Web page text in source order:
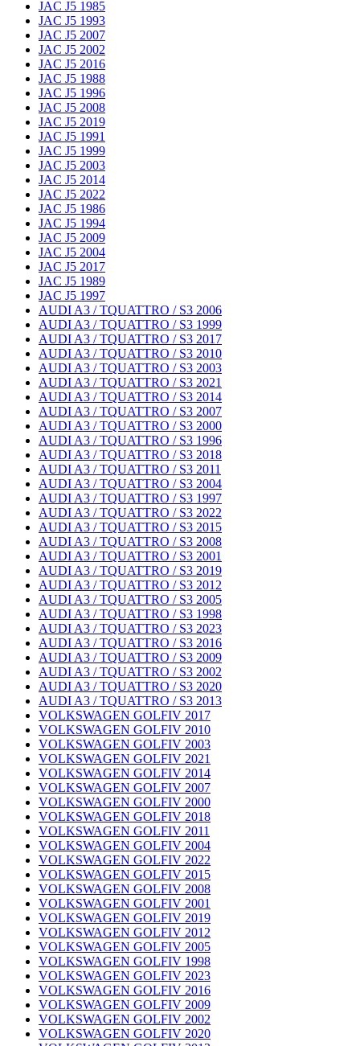
JAC J5 1985
JAC J5 1993
JAC J5 2007
JAC J5 2002
JAC J5 2016
JAC J5 1988
JAC J5 1996
JAC J5 2008
JAC J5 2019
JAC J5 1991
JAC J5 1999
JAC J5 2003
JAC J5 2014
JAC J5 2022
JAC J5 1986
JAC J5 1994
JAC J5 2009
JAC J5 2004
JAC J5 2017
JAC J5 1989
JAC J5 1997
AUDI A3 / TQUATTRO / S3 2006
AUDI A3 / TQUATTRO / S3 1999
AUDI A3 / TQUATTRO / S3 2017
AUDI A3 / TQUATTRO / S3 2010
AUDI A3 / TQUATTRO / S3 2003
AUDI A3 / TQUATTRO / S3 2021
AUDI A3 / TQUATTRO / S3 2014
AUDI A3 / TQUATTRO / S3 2007
AUDI A3 / TQUATTRO / S3 2000
AUDI A3 / TQUATTRO / S3 1996
AUDI A3 / TQUATTRO / S3 2018
AUDI A3 / TQUATTRO / S3 2011
AUDI A3 / TQUATTRO / S3 2004
AUDI A3 / TQUATTRO / S3 1997
AUDI A3 / TQUATTRO / S3 2022
AUDI A3 / TQUATTRO / S3 2015
AUDI A3 / TQUATTRO / S3 2008
AUDI A3 / TQUATTRO / S3 2001
AUDI A3 / TQUATTRO / S3 2019
AUDI A3 / TQUATTRO / S3 2012
AUDI A3 / TQUATTRO / S3 2005
AUDI A3 / TQUATTRO / S3 1998
AUDI A3 / TQUATTRO / S3 2023
AUDI A3 / TQUATTRO / S3 2016
AUDI A3 / TQUATTRO / S3 2009
AUDI A3 / TQUATTRO / S3 2002
AUDI A3 / TQUATTRO / S3 2020
AUDI A3 / TQUATTRO / S3 2013
VOLKSWAGEN GOLFIV 2017
VOLKSWAGEN GOLFIV 2010
VOLKSWAGEN GOLFIV 2003
VOLKSWAGEN GOLFIV 2021
VOLKSWAGEN GOLFIV 2014
VOLKSWAGEN GOLFIV 2007
VOLKSWAGEN GOLFIV 2000
VOLKSWAGEN GOLFIV 2018
VOLKSWAGEN GOLFIV 2011
VOLKSWAGEN GOLFIV 2004
VOLKSWAGEN GOLFIV 2022
VOLKSWAGEN GOLFIV 2015
VOLKSWAGEN GOLFIV 2008
VOLKSWAGEN GOLFIV 2001
VOLKSWAGEN GOLFIV 2019
VOLKSWAGEN GOLFIV 2012
VOLKSWAGEN GOLFIV 2005
VOLKSWAGEN GOLFIV 1998
VOLKSWAGEN GOLFIV 2023
VOLKSWAGEN GOLFIV 2016
VOLKSWAGEN GOLFIV 2009
VOLKSWAGEN GOLFIV 2002
VOLKSWAGEN GOLFIV 2020